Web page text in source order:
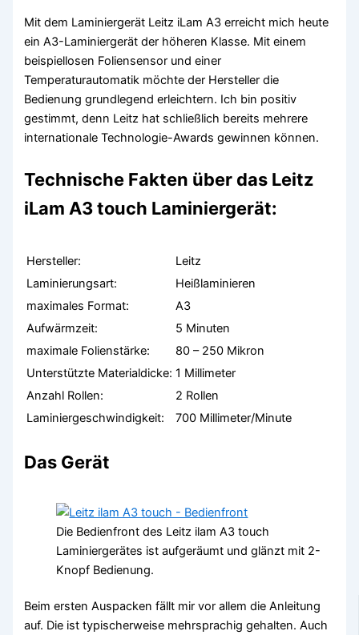
Mit dem Laminiergerät Leitz iLam A3 erreicht mich heute
ein A3-Laminiergerät der höheren Klasse. Mit einem
beispiellosen Foliensensor und einer
Temperaturautomatik möchte der Hersteller die
Bedienung grundlegend erleichtern. Ich bin positiv
gestimmt, denn Leitz hat schließlich bereits mehrere
internationale Technologie-Awards gewinnen können.
Technische Fakten über das Leitz
iLam A3 touch Laminiergerät:
Hersteller:
Leitz
Laminierungsart:
Heißlaminieren
maximales Format:
A3
Aufwärmzeit:
5 Minuten
maximale Folienstärke:
80 – 250 Mikron
Unterstützte Materialdicke: 1 Millimeter
Anzahl Rollen:
2 Rollen
Laminiergeschwindigkeit:
700 Millimeter/Minute
Das Gerät
Die Bedienfront des Leitz ilam A3 touch
Laminiergerätes ist aufgeräumt und glänzt mit 2-
Knopf Bedienung.
Beim ersten Auspacken fällt mir vor allem die Anleitung
auf. Die ist typischerweise mehrsprachig gehalten. Auch